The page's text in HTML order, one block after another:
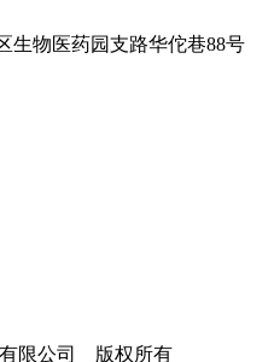
生物医药园支路华佗巷88号
有限公司 版权所有